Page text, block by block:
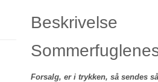
Beskrivelse
Forsalg, er i trykken, så sendes